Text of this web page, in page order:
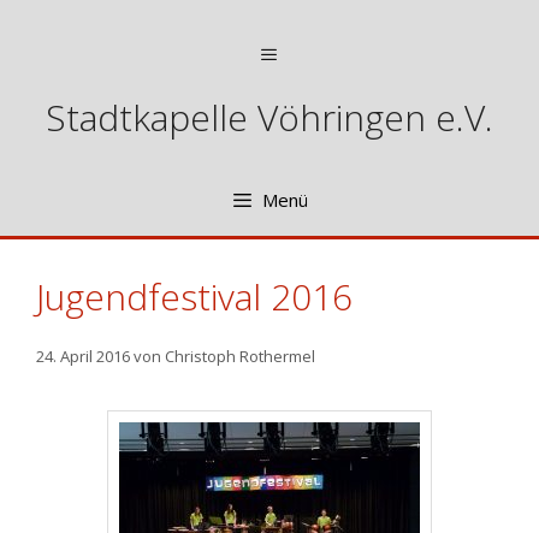
Stadtkapelle Vöhringen e.V.
Menü
Jugendfestival 2016
24. April 2016von Christoph Rothermel